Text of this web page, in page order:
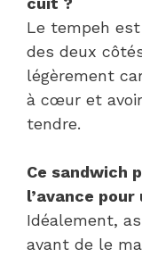
Le tempeh
des deux
légèrement
à cœur et
tendre.
Ce sandwich
l’avance pour
Idéalement,
avant de le